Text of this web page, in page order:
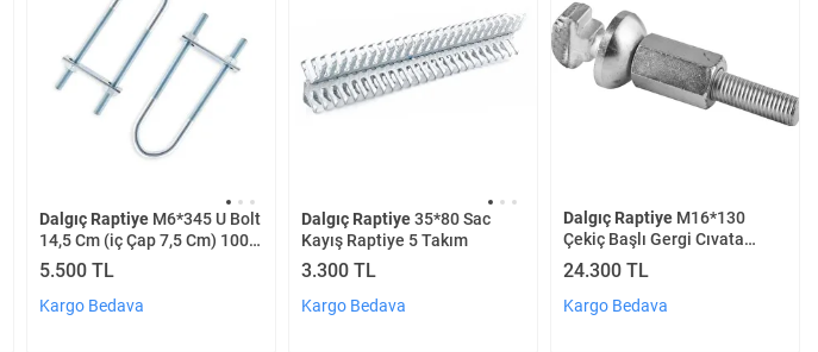
Dalgıç RaptiyeM6*345 U Bolt
14,5 Cm (iç Çap 7,5 Cm) 100
Adet
5.500 TL
Kargo Bedava
Dalgıç Raptiye35*80 Sac
Kayış Raptiye 5 Takım
3.300 TL
Kargo Bedava
Dalgıç RaptiyeM16*130
Çekiç Başlı Gergi Cıvata
Takım 100 Adet
24.300 TL
Kargo Bedava